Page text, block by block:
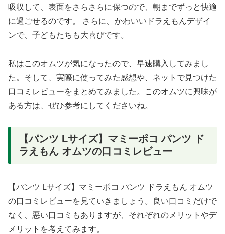
吸収して、表面をさらさらに保つので、朝までずっと快適
に過ごせるのです。 さらに、かわいいドラえもんデザイ
ンで、子どもたちも大喜びです。
私はこのオムツが気になったので、早速購入してみまし
た。そして、実際に使ってみた感想や、ネットで見つけた
口コミレビューをまとめてみました。このオムツに興味が
ある方は、ぜひ参考にしてくださいね。
【パンツ Lサイズ】マミーポコ パンツ ド
ラえもん オムツの口コミレビュー
【パンツ Lサイズ】マミーポコ パンツ ドラえもん オムツ
の口コミレビューを見ていきましょう。良い口コミだけで
なく、悪い口コミもありますが、それぞれのメリットやデ
メリットを考えてみます。